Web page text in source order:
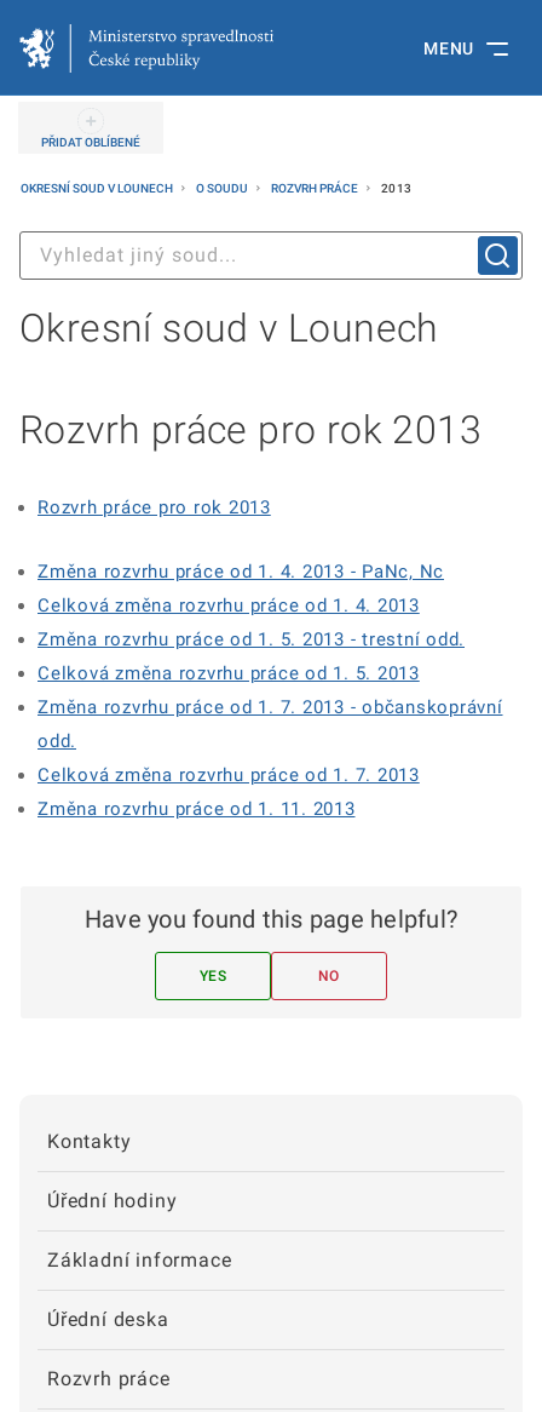
MENU
PŘIDAT OBLÍBENÉ
OKRESNÍ SOUD V LOUNECH O SOUDU ROZVRH PRÁCE 2013
Okresní soud v Lounech
Kontakty
Úřední hodiny
Základní informace
Úřední deska
Rozvrh práce
Rozvrh práce pro rok 2013
Rozvrh práce pro rok 2013
Změna rozvrhu práce od 1. 4. 2013 - PaNc, Nc
Celková změna rozvrhu práce od 1. 4. 2013
Změna rozvrhu práce od 1. 5. 2013 - trestní odd.
Celková změna rozvrhu práce od 1. 5. 2013
Změna rozvrhu práce od 1. 7. 2013 - občanskoprávní
odd.
Celková změna rozvrhu práce od 1. 7. 2013
Změna rozvrhu práce od 1. 11. 2013
Have you found this page helpful?
YES NO